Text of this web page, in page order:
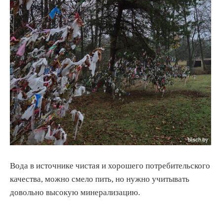
Вода в источнике чистая и хорошего потребительского
качества, можно смело пить, но нужно учитывать
довольно высокую минерализацию.